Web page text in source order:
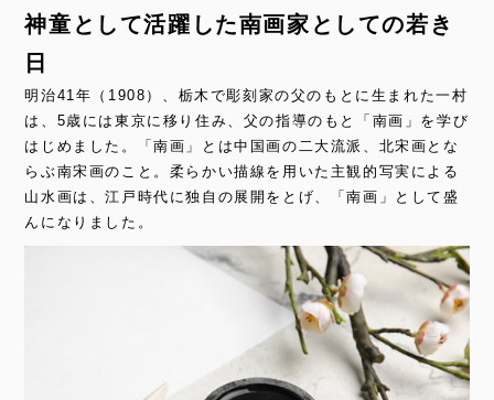
神童として活躍した南画家としての若き
日
明治41年（1908）、栃木で彫刻家の父のもとに生まれた一村
は、5歳には東京に移り住み、父の指導のもと「南画」を学び
はじめました。「南画」とは中国画の二大流派、北宋画とな
らぶ南宋画のこと。柔らかい描線を用いた主観的写実による
山水画は、江戸時代に独自の展開をとげ、「南画」として盛
んになりました。